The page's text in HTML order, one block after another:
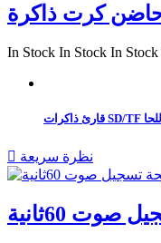
In Stock In Stock In Stock
 نظرة سريعة